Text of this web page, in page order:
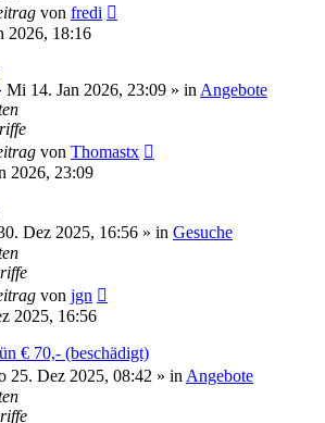
von fredi
2026, 18:16
Mi 14. Jan 2026, 23:09 » in Angebote
von Thomastx
2026, 23:09
Dez 2025, 16:56 » in Gesuche
von jgn
2025, 16:56
€ 70,- (beschädigt)
25. Dez 2025, 08:42 » in Angebote